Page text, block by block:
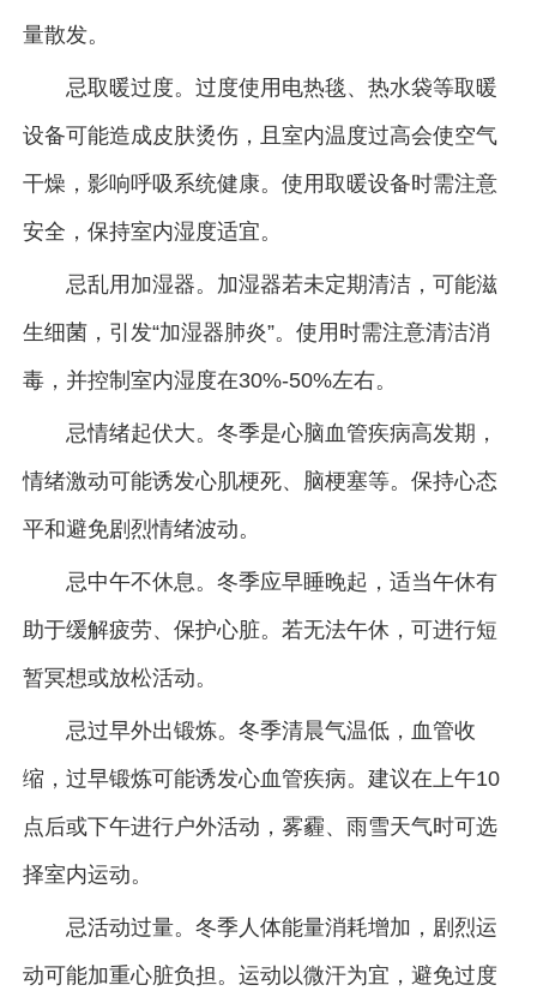
量散发。
忌取暖过度。过度使用电热毯、热水袋等取暖
设备可能造成皮肤烫伤，且室内温度过高会使空气
干燥，影响呼吸系统健康。使用取暖设备时需注意
安全，保持室内湿度适宜。
忌乱用加湿器。加湿器若未定期清洁，可能滋
生细菌，引发“加湿器肺炎”。使用时需注意清洁消
毒，并控制室内湿度在30%-50%左右。
忌情绪起伏大。冬季是心脑血管疾病高发期，
情绪激动可能诱发心肌梗死、脑梗塞等。保持心态
平和避免剧烈情绪波动。
忌中午不休息。冬季应早睡晚起，适当午休有
助于缓解疲劳、保护心脏。若无法午休，可进行短
暂冥想或放松活动。
忌过早外出锻炼。冬季清晨气温低，血管收
缩，过早锻炼可能诱发心血管疾病。建议在上午10
点后或下午进行户外活动，雾霾、雨雪天气时可选
择室内运动。
忌活动过量。冬季人体能量消耗增加，剧烈运
动可能加重心脏负担。运动以微汗为宜，避免过度